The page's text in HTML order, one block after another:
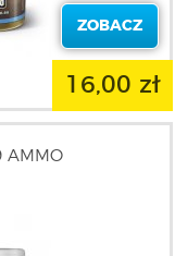
ZOBACZ
16,00 zł
AMMO